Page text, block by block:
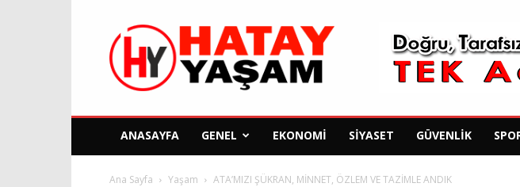
Hatay
Yaşam
Gazetesi
ANASAYFA GENEL EKONOMI SIYASET GÜVENLIK
Ana Sayfa Yaşam ATA’MIZI ŞÜKRAN, MİNNET, ÖZLEM VE TAZİMLE ANDIK